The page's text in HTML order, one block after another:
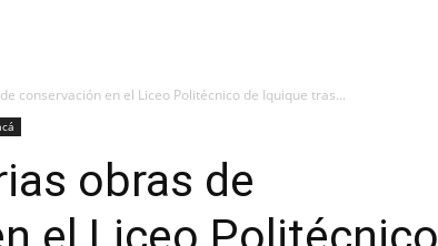
conservación en el Liceo Politécnico de Iquique tras...
obras de